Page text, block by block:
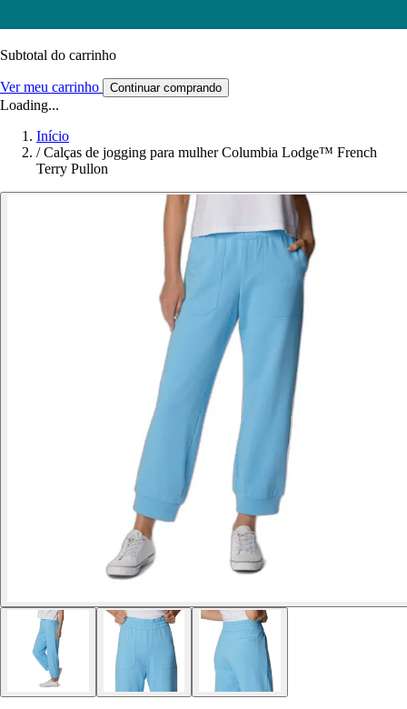
Subtotal do carrinho
Ver meu carrinho Continuar comprando
Loading...
Início
/ Calças de jogging para mulher Columbia Lodge™ French
Terry Pullon